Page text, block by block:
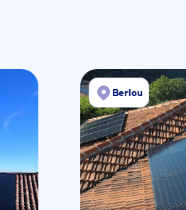
Berlou